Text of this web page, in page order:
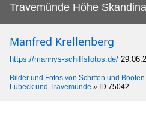
Travemünde Höhe
Manfred Krellenberg
https://mannys-schiffsfotos.de/
Bilder und Fotos von Schiffen und Booten
Lübeck und Travemünde » ID 75042